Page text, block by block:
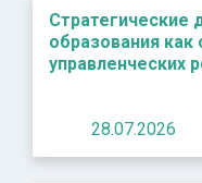
образования как
управленческих
28.07.2026